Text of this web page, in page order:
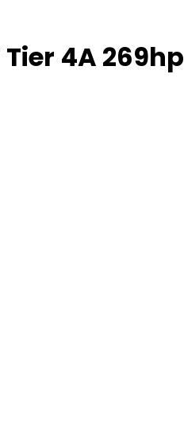
Tier 4A 269hp